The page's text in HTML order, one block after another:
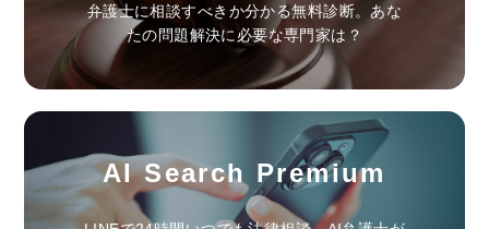
弁護士に相談すべきか分かる無料診断。あな
たの問題解決に必要な専門家は？
AI Search Premium